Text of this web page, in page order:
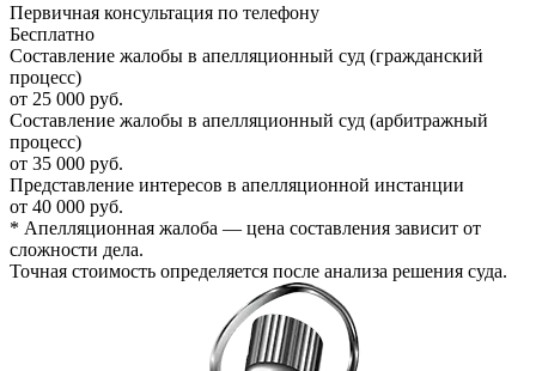
Первичная консультация по телефону
Бесплатно
Составление жалобы в апелляционный суд (гражданский
процесс)
от 25 000 руб.
Составление жалобы в апелляционный суд (арбитражный
процесс)
от 35 000 руб.
Представление интересов в апелляционной инстанции
от 40 000 руб.
* Апелляционная жалоба — цена составления зависит от
сложности дела.
Точная стоимость определяется после анализа решения суда.